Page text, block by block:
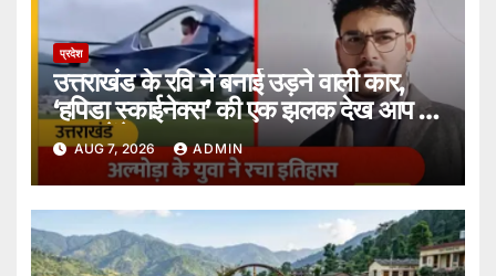
प्रदेश
उत्तराखंड के रवि ने बनाई उड़ने वाली कार,
‘हपिडा स्काईनेक्स’ की एक झलक देख आप भी
कह उठेंगे शानदार।
AUG 7, 2026 ADMIN